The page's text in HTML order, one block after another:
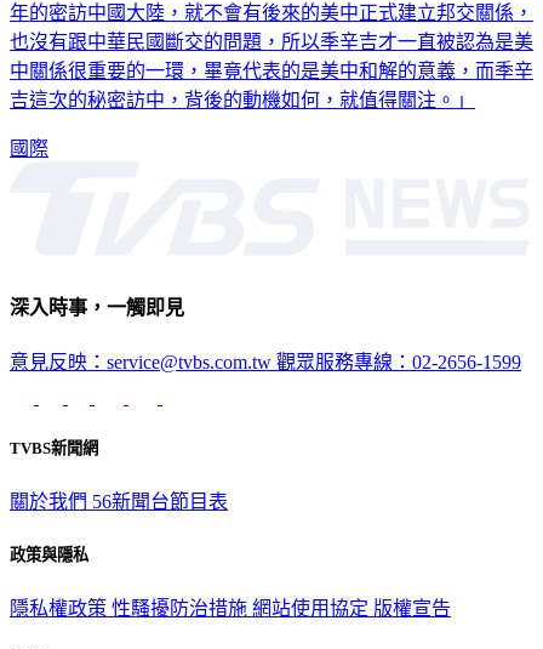
年的密訪中國大陸，就不會有後來的美中正式建立邦交關係，
也沒有跟中華民國斷交的問題，所以季辛吉才一直被認為是美
中關係很重要的一環，畢竟代表的是美中和解的意義，而季辛
吉這次的秘密訪中，背後的動機如何，就值得關注。」
國際
深入時事，一觸即見
意見反映：service@tvbs.com.tw 觀眾服務專線：02-2656-1599
TVBS新聞網
關於我們 56新聞台節目表
政策與隱私
隱私權政策 性騷擾防治措施 網站使用協定 版權宣告